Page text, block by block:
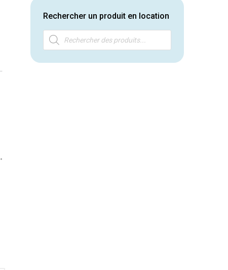
Rechercher un produit en location
Producten
zoeken